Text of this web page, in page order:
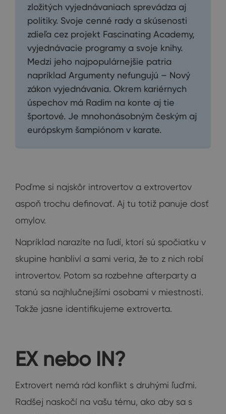
zložitých vyjednávaniach sprevádza aj
politiky. Svoje cenné rady a skúsenosti
zdieľa cez projekt Fascinating Academy,
vyjednávacie programy a svoje knihy.
Medzi jeho najpopulárnejšie patria
napríklad Argumenty nefungujú – Nový
zákon vyjednávania. Okrem kariérnych
úspechov má Radim na konte aj tie
športové. Je mnohonásobným českým aj
európskym šampiónom v karate.
Poďme si najskôr introvertov a extrovertov
aspoň trochu definovať. Aj tu totiž panuje dosť
omylov.
Napríklad narazíte na ľudí, ktorí sú spočiatku v
skupine hanbliví a sami veria, že to z nich robí
introvertov. Potom sa rozbehne afterparty a
stanú sa najhlučnejšími osobami v miestnosti.
Takže jasne identifikujeme extroverta.
EX nebo IN?
Extrovert nemá rád konflikt s druhými ľuďmi.
Radšej naskočí na vašu tému, ako aby sa s